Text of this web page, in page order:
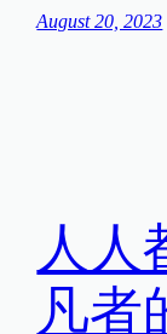
August 20, 2023
人人
凡者